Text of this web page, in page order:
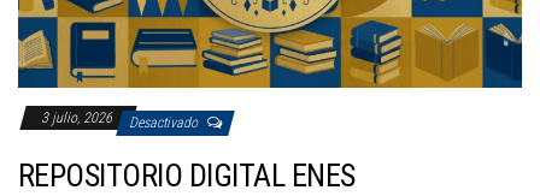
3 julio, 2026 Desactivado
REPOSITORIO DIGITAL ENES